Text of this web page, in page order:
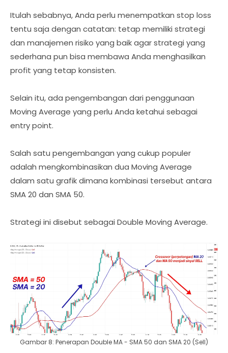
Itulah sebabnya, Anda perlu menempatkan stop loss
tentu saja dengan catatan: tetap memiliki strategi
dan manajemen risiko yang baik agar strategi yang
sederhana pun bisa membawa Anda menghasilkan
profit yang tetap konsisten.
Selain itu, ada pengembangan dari penggunaan
Moving Average yang perlu Anda ketahui sebagai
entry point.
Salah satu pengembangan yang cukup populer
adalah mengkombinasikan dua Moving Average
dalam satu grafik dimana kombinasi tersebut antara
SMA 20 dan SMA 50.
Strategi ini disebut sebagai Double Moving Average.
Gambar 8: Penerapan Double MA - SMA 50 dan SMA 20 (Sell)